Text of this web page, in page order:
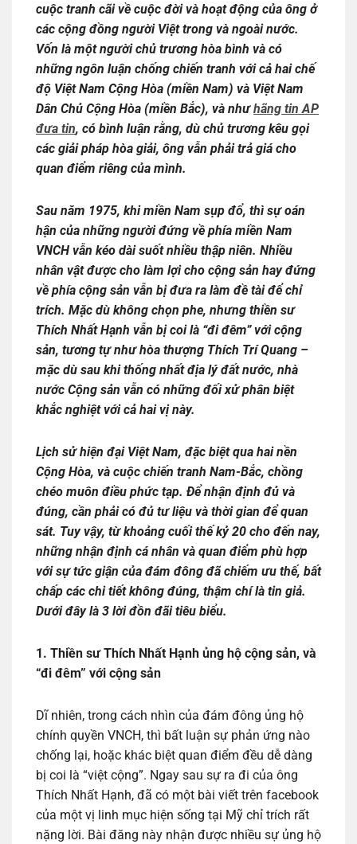
cuộc tranh cãi về cuộc đời và hoạt động của ông ở
các cộng đồng người Việt trong và ngoài nước.
Vốn là một người chủ trương hòa bình và có
những ngôn luận chống chiến tranh với cả hai chế
độ Việt Nam Cộng Hòa (miền Nam) và Việt Nam
Dân Chủ Cộng Hòa (miền Bắc), và nhưhãng tin AP
đưa tin, có bình luận rằng, dù chủ trương kêu gọi
các giải pháp hòa giải, ông vẫn phải trả giá cho
quan điểm riêng của mình.
Sau năm 1975, khi miền Nam sụp đổ, thì sự oán
hận của những người đứng về phía miền Nam
VNCH vẫn kéo dài suốt nhiều thập niên. Nhiều
nhân vật được cho làm lợi cho cộng sản hay đứng
về phía cộng sản vẫn bị đưa ra làm đề tài để chỉ
trích. Mặc dù không chọn phe, nhưng thiền sư
Thích Nhất Hạnh vẫn bị coi là “đi đêm” với cộng
sản, tương tự như hòa thượng Thích Trí Quang –
mặc dù sau khi thống nhất địa lý đất nước, nhà
nước Cộng sản vẫn có những đối xử phân biệt
khắc nghiệt với cả hai vị này.
Lịch sử hiện đại Việt Nam, đặc biệt qua hai nền
Cộng Hòa, và cuộc chiến tranh Nam-Bắc, chồng
chéo muôn điều phức tạp. Để nhận định đủ và
đúng, cần phải có đủ tư liệu và thời gian để quan
sát. Tuy vậy, từ khoảng cuối thế kỷ 20 cho đến nay,
những nhận định cá nhân và quan điểm phù hợp
với sự tức giận của đám đông đã chiếm ưu thế, bất
chấp các chi tiết không đúng, thậm chí là tin giả.
Dưới đây là 3 lời đồn đãi tiêu biểu.
1. Thiền sư Thích Nhất Hạnh ủng hộ cộng sản, và
“đi đêm” với cộng sản
Dĩ nhiên, trong cách nhìn của đám đông ủng hộ
chính quyền VNCH, thì bất luận sự phản ứng nào
chống lại, hoặc khác biệt quan điểm đều dễ dàng
bị coi là “việt cộng”. Ngay sau sự ra đi của ông
Thích Nhất Hạnh, đã có một bài viết trên facebook
của một vị linh mục hiện sống tại Mỹ chỉ trích rất
nặng lời. Bài đăng này nhận được nhiều sự ủng hộ